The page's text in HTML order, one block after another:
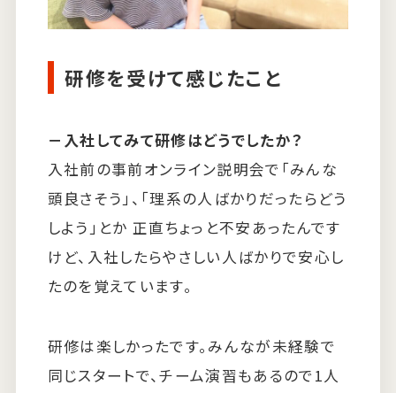
研修を受けて感じたこと
－入社してみて研修はどうでしたか？
入社前の事前オンライン説明会で「みんな
頭良さそう」、「理系の人ばかりだったらどう
しよう」とか 正直ちょっと不安あったんです
けど、入社したらやさしい人ばかりで安心し
たのを覚えています。
研修は楽しかったです。みんなが未経験で
同じスタートで、チーム演習もあるので1人